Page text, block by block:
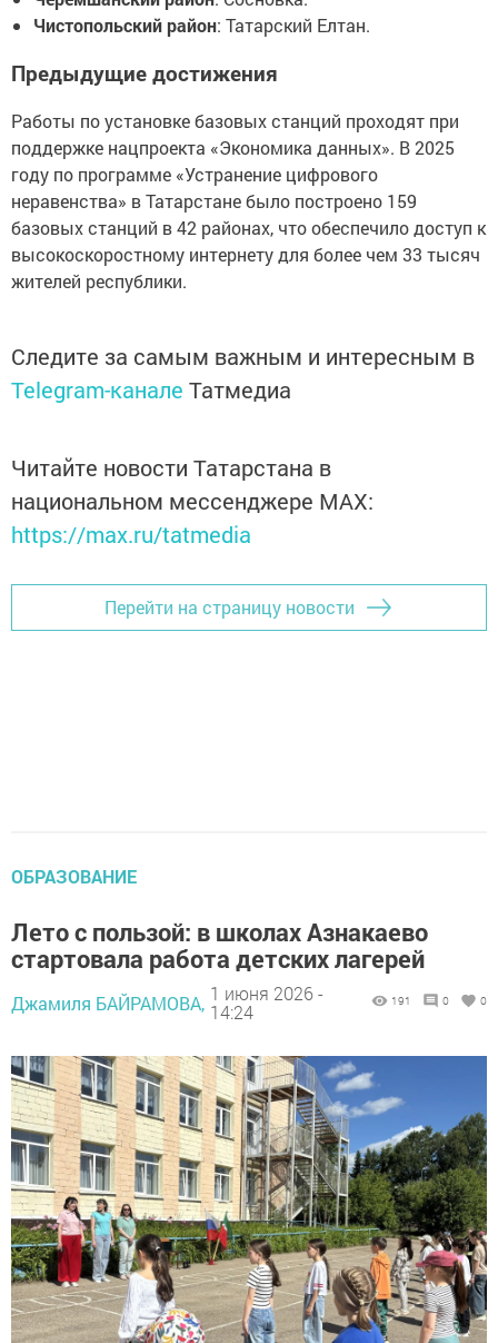
Чистопольский район: Татарский Елтан.
Предыдущие достижения
Работы по установке базовых станций проходят при
поддержке нацпроекта «Экономика данных». В 2025
году по программе «Устранение цифрового
неравенства» в Татарстане было построено 159
базовых станций в 42 районах, что обеспечило доступ к
высокоскоростному интернету для более чем 33 тысяч
жителей республики.
Следите за самым важным и интересным в
Telegram-канале Татмедиа
Читайте новости Татарстана в
национальном мессенджере MАХ:
https://max.ru/tatmedia
Перейти на страницу новости
ОБРАЗОВАНИЕ
Лето с пользой: в школах Азнакаево
стартовала работа детских лагерей
Джамиля БАЙРАМОВА, 1 июня 2026 -
14:24
191 0 0